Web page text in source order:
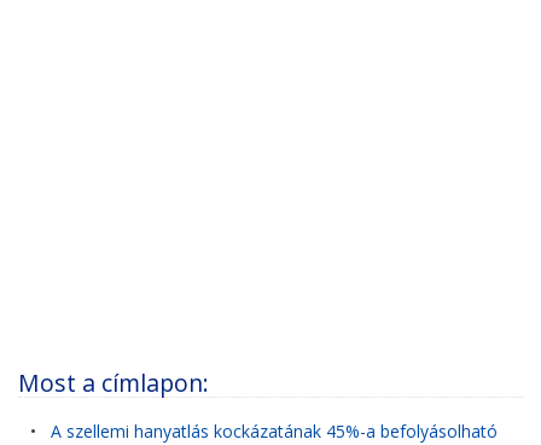
Most a címlapon:
• A szellemi hanyatlás kockázatának 45%-a befolyásolható